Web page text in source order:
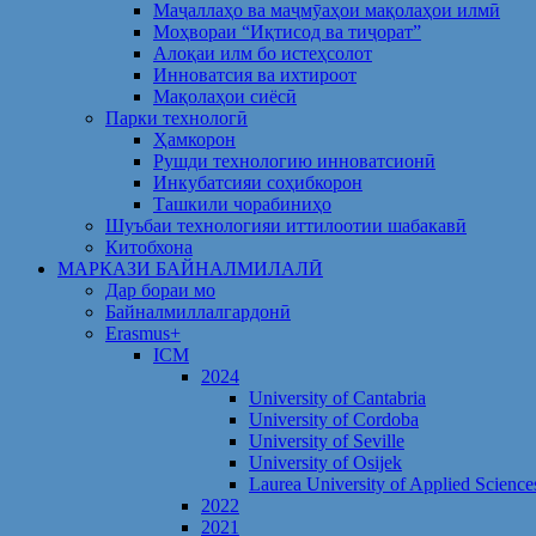
Маҷаллаҳо ва маҷмӯаҳои мақолаҳои илмӣ
Моҳвораи “Иқтисод ва тиҷорат”
Алоқаи илм бо истеҳсолот
Инноватсия ва ихтироот
Мақолаҳои сиёсӣ
Парки технологӣ
Ҳамкорон
Рушди технологию инноватсионӣ
Инкубатсияи соҳибкорон
Ташкили чорабиниҳо
Шуъбаи технологияи иттилоотии шабакавӣ
Китобхона
МАРКАЗИ БАЙНАЛМИЛАЛӢ
Дар бораи мо
Байналмиллалгардонӣ
Erasmus+
ICM
2024
University of Cantabria
University of Cordoba
University of Seville
University of Osijek
Laurea University of Applied
2022
2021